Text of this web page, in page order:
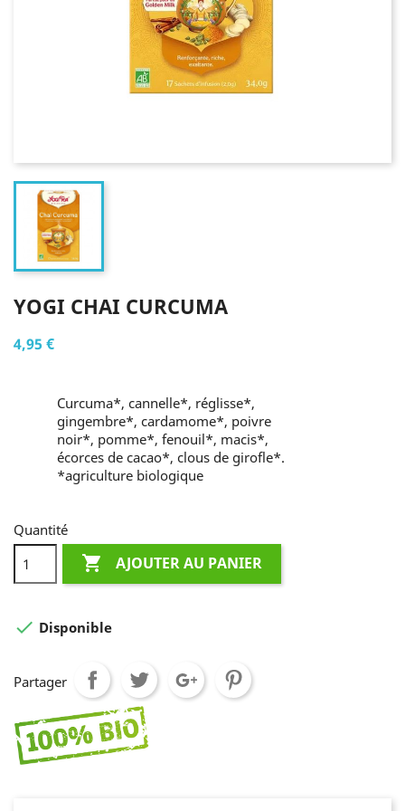
YOGI CHAI CURCUMA
4,95 €
Curcuma*, cannelle*, réglisse*,
gingembre*, cardamome*, poivre
noir*, pomme*, fenouil*, macis*,
écorces de cacao*, clous de girofle*.
*agriculture biologique
Quantité
 AJOUTER AU PANIER
 Disponible
Partager